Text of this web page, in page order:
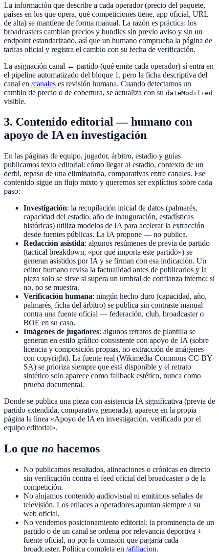
La información que describe a cada operador (precio del paquete,
países en los que opera, qué competiciones tiene, app oficial, URL
de alta) se mantiene de forma manual. La razón es práctica: los
broadcasters cambian precios y bundles sin previo aviso y sin un
endpoint estandarizado, así que un humano comprueba la página de
tarifas oficial y registra el cambio con su fecha de verificación.
La asignación canal ↔ partido (qué emite cada operador) sí entra en
el pipeline automatizado del bloque 1, pero la ficha descriptiva del
canal en /canales es revisión humana. Cuando detectamos un
cambio de precio o de cobertura, se actualiza con su dateModified
visible.
3. Contenido editorial — humano con
apoyo de IA en investigación
En las páginas de equipo, jugador, árbitro, estadio y guías
publicamos texto editorial: cómo llegar al estadio, contexto de un
derbi, repaso de una eliminatoria, comparativas entre canales. Ese
contenido sigue un flujo mixto y queremos ser explícitos sobre cada
paso:
Investigación: la recopilación inicial de datos (palmarés,
capacidad del estadio, año de inauguración, estadísticas
históricas) utiliza modelos de IA para acelerar la extracción
desde fuentes públicas. La IA propone — no publica.
Redacción asistida: algunos resúmenes de previa de partido
(tactical breakdown, «por qué importa este partido») se
generan asistidos por IA y se firman con esa indicación. Un
editor humano revisa la factualidad antes de publicarlos y la
pieza solo se sirve si supera un umbral de confianza interno; si
no, no se muestra.
Verificación humana: ningún hecho duro (capacidad, año,
palmarés, ficha del árbitro) se publica sin contraste manual
contra una fuente oficial — federación, club, broadcaster o
BOE en su caso.
Imágenes de jugadores: algunos retratos de plantilla se
generan en estilo gráfico consistente con apoyo de IA (sobre
licencia y composición propias, no extracción de imágenes
con copyright). La fuente real (Wikimedia Commons CC-BY-
SA) se prioriza siempre que está disponible y el retrato
sintético solo aparece como fallback estético, nunca como
prueba documental.
Donde se publica una pieza con asistencia IA significativa (previa de
partido extendida, comparativa generada), aparece en la propia
página la línea «Apoyo de IA en investigación, verificado por el
equipo editorial».
Lo que no hacemos
No publicamos resultados, alineaciones o crónicas en directo
sin verificación contra el feed oficial del broadcaster o de la
competición.
No alojamos contenido audiovisual ni emitimos señales de
televisión. Los enlaces a operadores apuntan siempre a su
web oficial.
No vendemos posicionamiento editorial: la prominencia de un
partido o de un canal se ordena por relevancia deportiva +
fuente oficial, no por la comisión que pagaría cada
broadcaster. Política completa en /afiliacion.